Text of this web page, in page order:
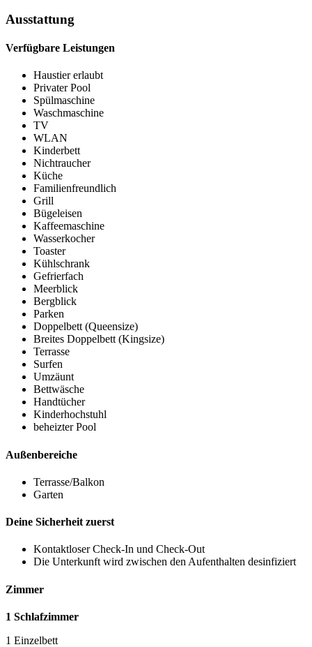
Ausstattung
Verfügbare Leistungen
Haustier erlaubt
Privater Pool
Spülmaschine
Waschmaschine
TV
WLAN
Kinderbett
Nichtraucher
Küche
Familienfreundlich
Grill
Bügeleisen
Kaffeemaschine
Wasserkocher
Toaster
Kühlschrank
Gefrierfach
Meerblick
Bergblick
Parken
Doppelbett (Queensize)
Breites Doppelbett (Kingsize)
Terrasse
Surfen
Umzäunt
Bettwäsche
Handtücher
Kinderhochstuhl
beheizter Pool
Außenbereiche
Terrasse/Balkon
Garten
Deine Sicherheit zuerst
Kontaktloser Check-In und Check-Out
Die Unterkunft wird zwischen den Aufenthalten desinfiziert
Zimmer
1 Schlafzimmer
1 Einzelbett